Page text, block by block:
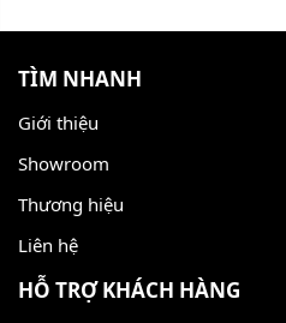
TÌM NHANH
Giới thiệu
Showroom
Thương hiệu
Liên hệ
HỖ TRỢ KHÁCH HÀNG